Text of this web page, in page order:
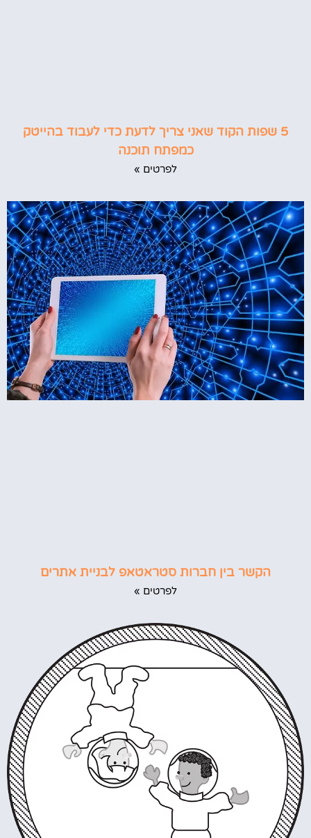
5 שפות הקוד שאני צריך לדעת כדי לעבוד בהייטק
כמפתח תוכנה
לפרטים »
הקשר בין חברות סטראטאפ לבניית אתרים
לפרטים »